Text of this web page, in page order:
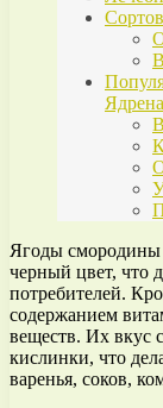
Ягоды смородины
черный цвет, что
потребителей.
содержанием
веществ. Их вкус
кислинки, что
варенья, соков,